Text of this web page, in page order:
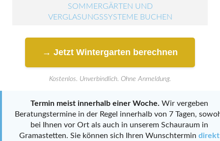
SOMMERGÄRTEN UND
VERGLASUNGSSYSTEME BUCHEN
→ Jetzt Wintergarten berechnen
Kostenlos. Unverbindlich. Ohne Anmeldung.
Termin meist innerhalb einer Woche. Wir vergeben
Beratungstermine in der Regel innerhalb von 7 Tagen,
bei Ihnen vor Ort als auch in unserem Schauraum in
Gramastetten. Sie können sich Ihren Wunschtermin direkt